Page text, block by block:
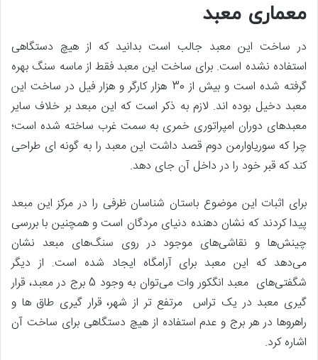
معماری معبد
در ساخت این معبد جالب است بدانید که از هیچ دستگاهی
استفاده نشده است. برای ساخت این معبد فقط از ماسه سنگ بهره
گرفته شده است و بیش از 30 هزار کارگر و هزار فیل در ساخت این
معبد دخیل بوده اند. لازم به ذکر است که این مبعد بر خلاف سایر
معبدهای دوران امپراتوری خمری به سمت غرب ساخته شده است؛
چرا که سوریاوارمن دوم قصد داشت این معبد را به گونه ای طراحی
کند که قبر خود را در داخل آن جای دهد.
برای اثبات این موضوع باستان شناسان ظرفی را در مرکز این مبعد
پیدا کردند که نشان دهنده دنیای مردگان است و همچنین با بررسی
چینش‌ها و نقاشی‌های موجود در روی سنگ‌های مبعد نشان
می‌دهد که این معبد برای آرامگاه ایجاد شده است. از دیگر
شگفتی‌های معبد انگکور وات می‌توان به وجود 5 برج در معبد، قرار
گیری معبد در یک تراس مرتفع تر از شهر، قرار گیری طاق ها و
راهروها در هر برج و عدم استفاده از هیچ دستگاهی برای ساخت آن
اشاره کرد.